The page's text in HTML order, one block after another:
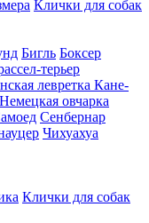
Клички для собак
Бигль Боксер
терьер
левретка Кане-
Немецкая овчарка
Сенбернар
Чихуахуа
Клички для собак